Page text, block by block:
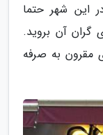
این شهر حتما
گران آن بروید.
مقرون به صرفه